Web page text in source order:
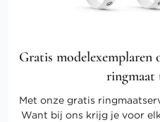
Gratis modelexemplaren
ringmaat
Met onze gratis
Want bij ons krijg je voor